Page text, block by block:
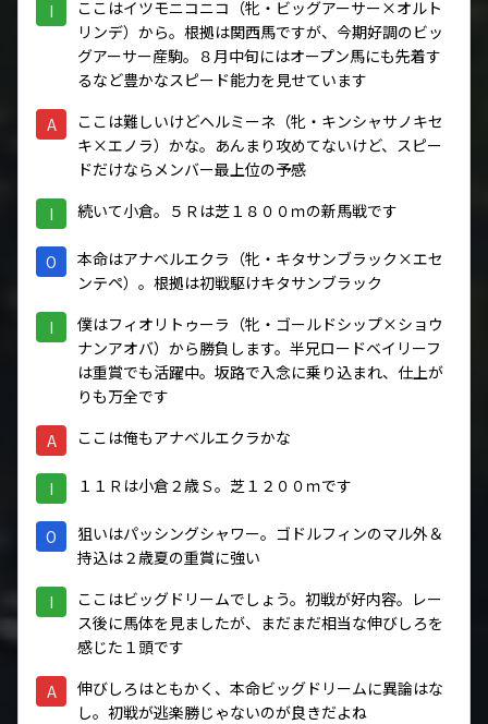
I
ここはイツモニコニコ（牝・ビッグアーサー×オルト
リンデ）から。根拠は関西馬ですが、今期好調のビッ
グアーサー産駒。８月中旬にはオープン馬にも先着す
るなど豊かなスピード能力を見せています
A
ここは難しいけどヘルミーネ（牝・キンシャサノキセ
キ×エノラ）かな。あんまり攻めてないけど、スピー
ドだけならメンバー最上位の予感
I 続いて小倉。５Ｒは芝１８００ｍの新馬戦です
O
本命はアナベルエクラ（牝・キタサンブラック×エセ
ンテペ）。根拠は初戦駆けキタサンブラック
I
僕はフィオリトゥーラ（牝・ゴールドシップ×ショウ
ナンアオバ）から勝負します。半兄ロードベイリーフ
は重賞でも活躍中。坂路で入念に乗り込まれ、仕上が
りも万全です
A ここは俺もアナベルエクラかな
I １１Ｒは小倉２歳Ｓ。芝１２００ｍです
O
狙いはパッシングシャワー。ゴドルフィンのマル外＆
持込は２歳夏の重賞に強い
I
ここはビッグドリームでしょう。初戦が好内容。レー
ス後に馬体を見ましたが、まだまだ相当な伸びしろを
感じた１頭です
A
伸びしろはともかく、本命ビッグドリームに異論はな
し。初戦が逃楽勝じゃないのが良きだよね